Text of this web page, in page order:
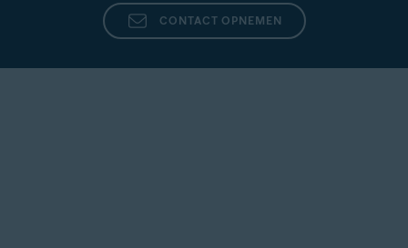
CONTACT OPNEMEN